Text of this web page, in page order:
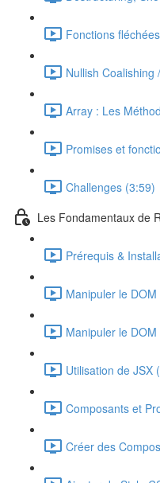
Fonctions
Nullish
Array : Les
Promises et
Challenges (3:59)
Les Fondamentaux de
Prérequis &
Manipuler le
Manipuler le
Utilisation de JSX
Composants et
Créer des